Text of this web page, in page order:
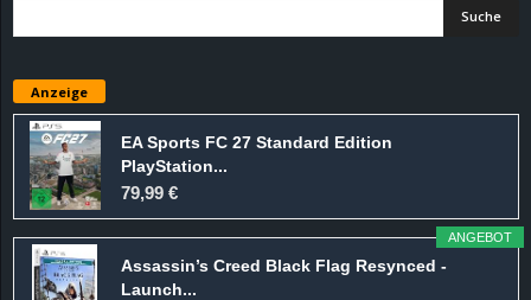
Anzeige
EA Sports FC 27 Standard Edition
PlayStation...
79,99 €
ANGEBOT
Assassin’s Creed Black Flag Resynced -
Launch...